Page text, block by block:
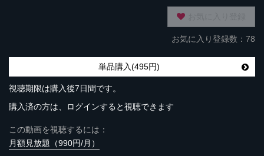
お気に入り登録数：78
単品購入(495円)
視聴期限は購入後7日間です。
購入済の方は、ログインすると視聴できます
この動画を視聴するには：
月額見放題（990円/月）